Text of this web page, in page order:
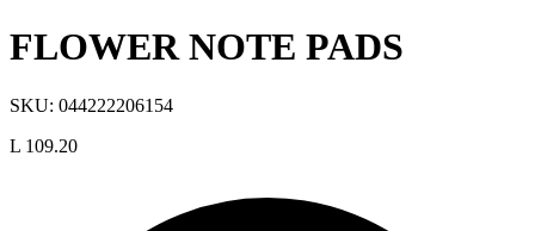
FLOWER NOTE PADS
SKU: 044222206154
L 109.20